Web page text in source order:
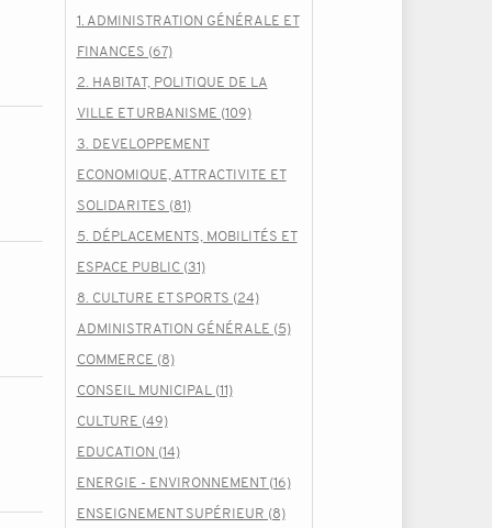
1. ADMINISTRATION GÉNÉRALE ET
FINANCES (67)
2. HABITAT, POLITIQUE DE LA
VILLE ET URBANISME (109)
3. DEVELOPPEMENT
ECONOMIQUE, ATTRACTIVITE ET
SOLIDARITES (81)
5. DÉPLACEMENTS, MOBILITÉS ET
ESPACE PUBLIC (31)
8. CULTURE ET SPORTS (24)
ADMINISTRATION GÉNÉRALE (5)
COMMERCE (8)
CONSEIL MUNICIPAL (11)
CULTURE (49)
EDUCATION (14)
ENERGIE - ENVIRONNEMENT (16)
ENSEIGNEMENT SUPÉRIEUR (8)